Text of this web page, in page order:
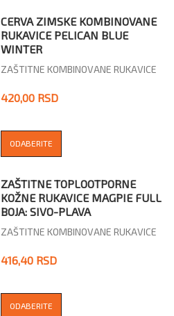
CERVA ZIMSKE KOMBINOVANE
RUKAVICE PELICAN BLUE
WINTER
ZAŠTITNE KOMBINOVANE RUKAVICE
420,00 RSD
ODABERITE
ZAŠTITNE TOPLOOTPORNE
KOŽNE RUKAVICE MAGPIE FULL
BOJA: SIVO-PLAVA
ZAŠTITNE KOMBINOVANE RUKAVICE
416,40 RSD
ODABERITE